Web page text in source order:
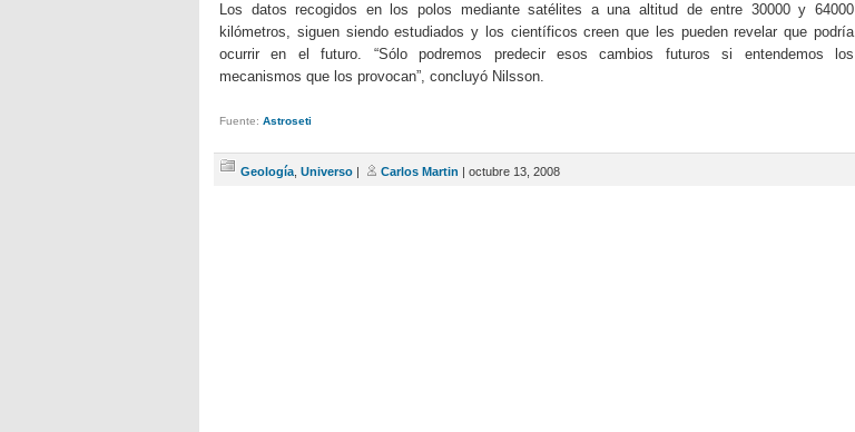
Los datos recogidos en los polos mediante satélites a una altitud de entre 30000 y 64000
kilómetros, siguen siendo estudiados y los científicos creen que les pueden revelar que podría
ocurrir en el futuro. “Sólo podremos predecir esos cambios futuros si entendemos los
mecanismos que los provocan”, concluyó Nilsson.
Fuente: Astroseti
Geología Universo | Carlos Martin | octubre 13, 2008